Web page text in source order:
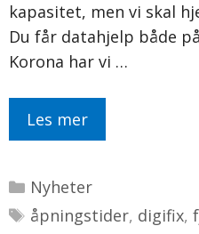
kapasitet, men vi skal
Du får datahjelp både
Korona har vi …
Les mer
Kategorier
Nyheter
Stikkord
åpningstider, digifix,